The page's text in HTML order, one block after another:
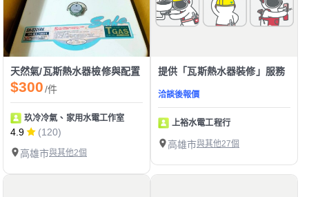
天然氣/瓦斯熱水器檢修與配置
$300/件
玖冷冷氣、家用水電工作室
4.9
(120)
高雄市與其他2個
提供「瓦斯熱水器裝修」服務
洽談後報價
上裕水電工程行
高雄市與其他27個